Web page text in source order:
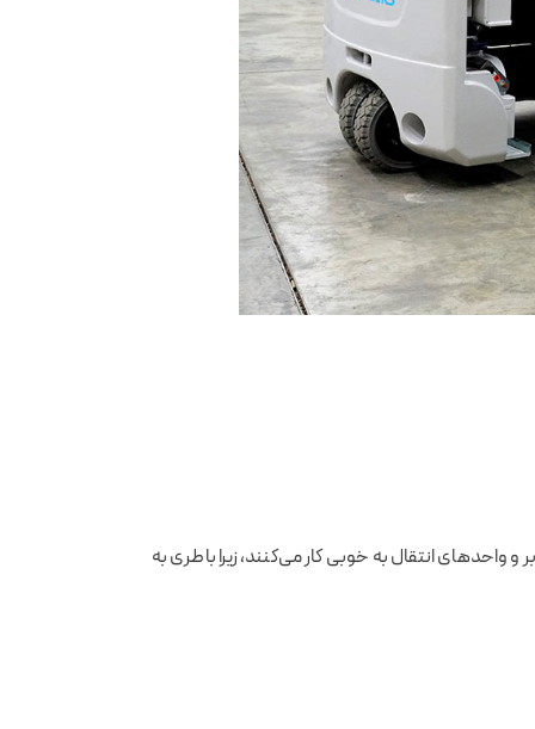
انتقال به خوبی کار می‌کنند، زیرا باطری به